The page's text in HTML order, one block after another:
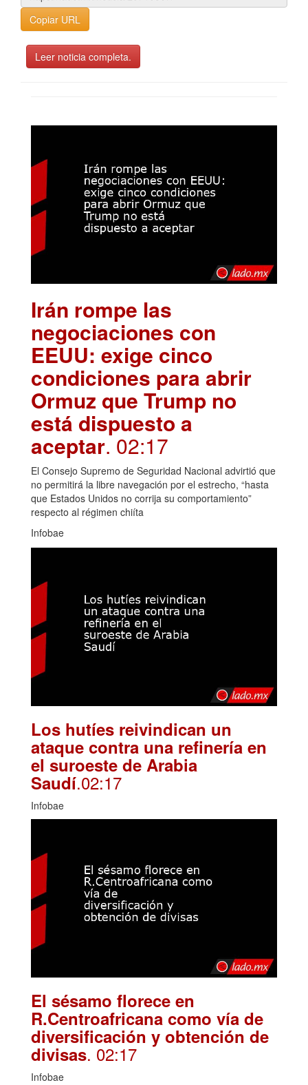
Copiar URL
Leer noticia completa.
Irán rompe las
negociaciones con
EEUU: exige cinco
condiciones para abrir
Ormuz que Trump no
está dispuesto a
aceptar. 02:17
El Consejo Supremo de Seguridad Nacional advirtió que
no permitirá la libre navegación por el estrecho, “hasta
que Estados Unidos no corrija su comportamiento”
respecto al régimen chiíta
Infobae
Los hutíes reivindican un
ataque contra una refinería en
el suroeste de Arabia
Saudí.02:17
Infobae
El sésamo florece en
R.Centroafricana como vía de
diversificación y obtención de
divisas. 02:17
Infobae